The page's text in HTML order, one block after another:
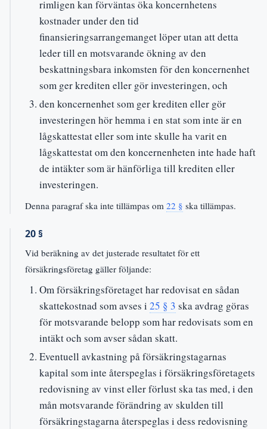
rimligen kan förväntas öka koncernhetens
kostnader under den tid
finansieringsarrangemanget löper utan att detta
leder till en motsvarande ökning av den
beskattningsbara inkomsten för den koncernenhet
som ger krediten eller gör investeringen, och
den koncernenhet som ger krediten eller gör
investeringen hör hemma i en stat som inte är en
lågskattestat eller som inte skulle ha varit en
lågskattestat om den koncernenheten inte hade haft
de intäkter som är hänförliga till krediten eller
investeringen.
Denna paragraf ska inte tillämpas om 22 § ska tillämpas.
20 §
Vid beräkning av det justerade resultatet för ett
försäkringsföretag gäller följande:
Om försäkringsföretaget har redovisat en sådan
skattekostnad som avses i 25 § 3 ska avdrag göras
för motsvarande belopp som har redovisats som en
intäkt och som avser sådan skatt.
Eventuell avkastning på försäkringstagarnas
kapital som inte återspeglas i försäkringsföretagets
redovisning av vinst eller förlust ska tas med, i den
mån motsvarande förändring av skulden till
försäkringstagarna återspeglas i dess redovisning